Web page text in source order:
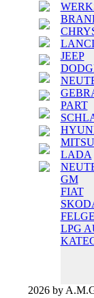
JEEP
PART
LADA
GM
FIAT
LPG
2026 by